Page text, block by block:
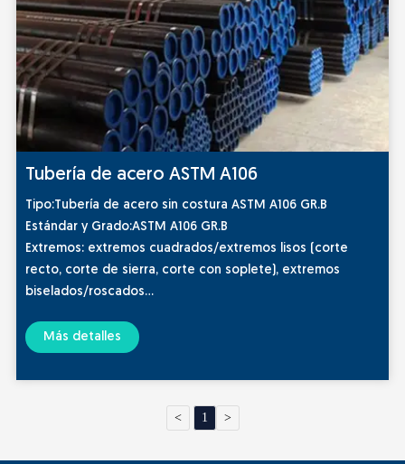
Tubería de acero ASTM A106
Tipo:Tubería de acero sin costura ASTM A106 GR.B
Estándar y Grado:ASTM A106 GR.B
Extremos: extremos cuadrados/extremos lisos (corte
recto, corte de sierra, corte con soplete), extremos
biselados/roscados
Recubrimiento FBE; Recubrimiento epoxi; Pintura especial
Uso: Para transportar gas, agua y aceite en las industrias
del petróleo o del gas natural
Más detalles
< 1 >